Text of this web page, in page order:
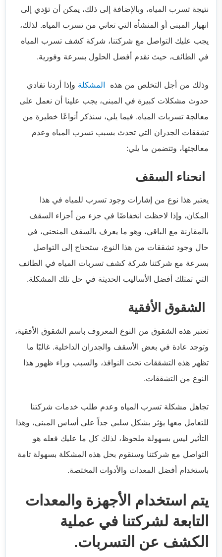
نتيجة تسرب المياه، وبالإضافة إلى ذلك، يمكن أن تؤدي إلى
انهيار المبنى أو المنشأة التي تعاني من تسرب المياه. لذلك،
يجب عليك التواصل مع شركتنا، شركة كشف تسرب المياه
في الطائف، حيث نقدم أفضل الحلول بسرعة وفورية.
وذلك من أجل التخلص من هذه المشكلة وإذا أردنا تفادي
حدوث مشكلات كبيرة في المبنى، يجب علينا أن نعمل على
معالجة تسربات المياه. فيما يلي، سنذكر أنواعًا خطيرة من
تشققات الجدران التي تحدث بسبب تسرب المياه وعدم
معالجتها، وتتضمن ما يلي:
انحناء السقف
يعتبر هذا نوع من إشارات وجود تسرب للمياه في هذا
المكان، وإذا لاحظت انخفاضًا في جزء من أجزاء السقف
بالمقارنة مع الباقي، وهو ما يعرف بالسقف المنحني، في
حال وجود تشققات من هذا النوع، ستحتاج إلى التواصل
بسرعة مع شركتنا شركة كشف تسربات المياه في الطائف
التي تمتلك أفضل الأساليب الحديثة في حل تلك المشكلة.
الشقوق الأفقية
تعتبر هذه الشقوق من النوع المعروف باسم الشقوق الأفقية،
وتوجد عادة في بعض الأسقف والجدران الداخلية. غالبًا ما
تظهر هذه التشققات تحت النوافذ، والسبب وراء ظهور هذا
النوع من التشققات.
تجاهل مشكلة تسرب المياه وعدم طلب خدمات شركتنا
للتعامل معها يؤثر بشكل سلبي جداً على أساس المبنى، وهذا
التأثير ليس بسهولة ملحوظ، لذلك كل ما عليك فعله هو
التواصل مع شركتنا وسنقوم بحل هذه المشكلة بسهولة تامة
باستخدام أفضل المعدات والأدوات المختصة.
يتم استخدام الأجهزة والمعدات
التابعة لشركتنا في عملية
الكشف عن التسربات.